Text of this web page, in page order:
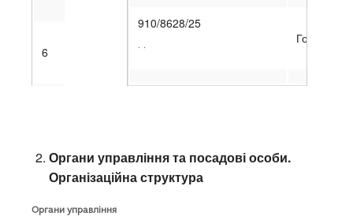
910/8628/25
. .
6
Органи управління та посадові особи.
Організаційна структура
Органи управління